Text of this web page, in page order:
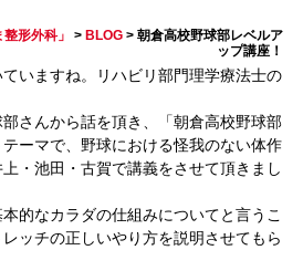
形外科」 > BLOG >朝倉高校野球部レベルア
ップ講座！
いますね。リハビリ部門理学療法士の
さんから話を頂き、「朝倉高校野球部
ーマで、野球における怪我のない体作
・池田・古賀で講義をさせて頂きまし
的なカラダの仕組みについてと言うこ
ッチの正しいやり方を説明させてもら